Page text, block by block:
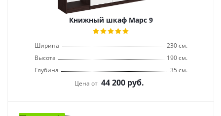
Книжный шкаф Марс 9
Ширина
230 см.
Высота
190 см.
Глубина
35 см.
Цена от 44 200 руб.